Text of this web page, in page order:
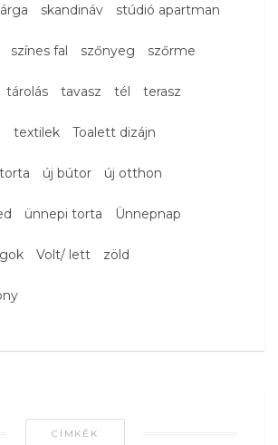
skandináv stúdió apartman
színes fal szőnyeg szőrme
tárolás tavasz tél terasz
textilek Toalett dizájn
torta új bútor új otthon
ünnepi torta Ünnepnap
Volt/ lett zöld
CÍMKÉK